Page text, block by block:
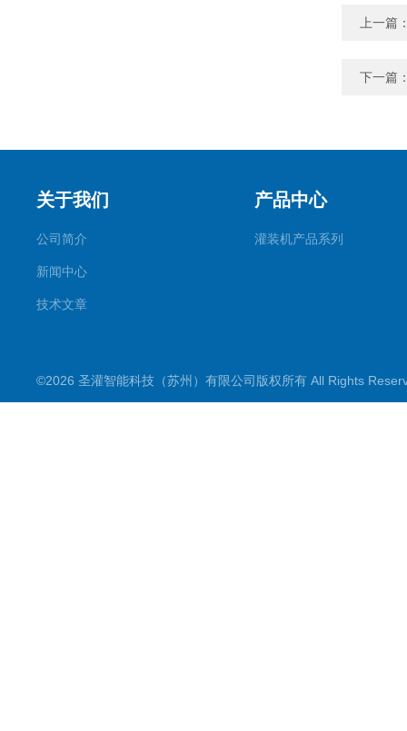
上一篇
下一篇
关于我们
公司简介
新闻中心
技术文章
产品中心
灌装机产品系列
©2026 圣灌智能科技（苏州）有限公司版权所有 All Rights